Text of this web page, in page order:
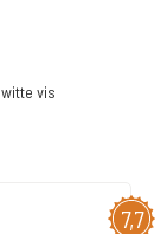
vis
7,7